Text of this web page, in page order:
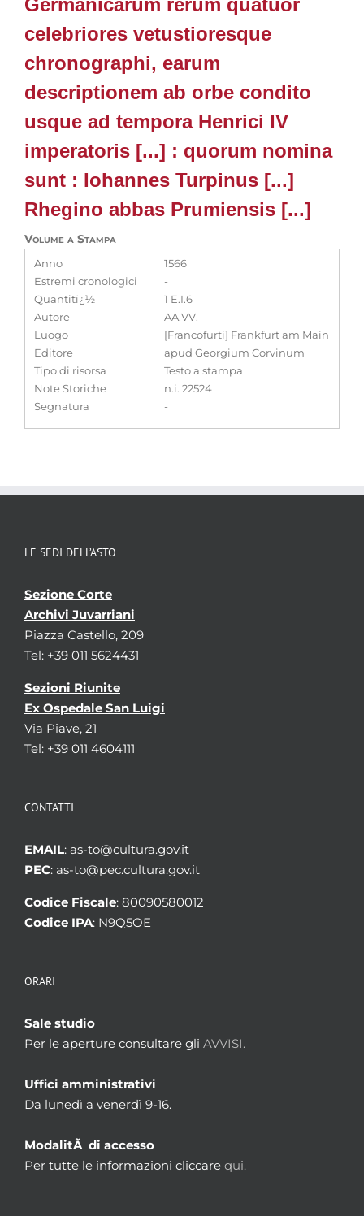
Germanicarum rerum quatuor
celebriores vetustioresque
chronographi, earum
descriptionem ab orbe condito
usque ad tempora Henrici IV
imperatoris [...] : quorum nomina
sunt : Iohannes Turpinus [...]
Rhegino abbas Prumiensis [...]
Volume a Stampa
Anno
1566
Estremi cronologici
-
Quantitï¿½
1 E.I.6
Autore
AA.VV.
Luogo
[Francofurti] Frankfurt am Main
Editore
apud Georgium Corvinum
Tipo di risorsa
Testo a stampa
Note Storiche
n.i. 22524
Segnatura
-
LE SEDI DELL’ASTO
Sezione Corte
Archivi Juvarriani
Piazza Castello, 209
Tel: +39 011 5624431
Sezioni Riunite
Ex Ospedale San Luigi
Via Piave, 21
Tel: +39 011 4604111
CONTATTI
EMAIL: as-to@cultura.gov.it
PEC: as-to@pec.cultura.gov.it
Codice Fiscale: 80090580012
Codice IPA: N9Q5OE
ORARI
Sale studio
Per le aperture consultare gli AVVISI.
Uffici amministrativi
Da lunedì a venerdì 9-16.
ModalitÃ di accesso
Per tutte le informazioni cliccare qui.